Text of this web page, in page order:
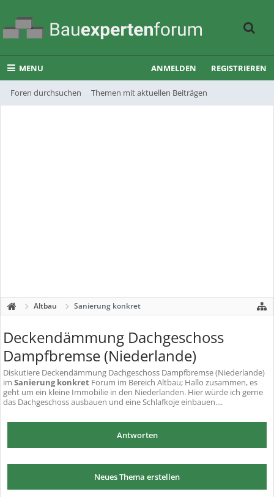
MENU
Foren durchsuchen Themen mit aktuellen Beiträgen
ANMELDEN REGISTRIEREN
Altbau Sanierung konkret
Deckendämmung Dachgeschoss
Dampfbremse (Niederlande)
Diskutiere Deckendämmung Dachgeschoss Dampfbremse (Niederlande)
im Sanierung konkret Forum im Bereich Altbau; Hallo zusammen, es
geht um ein kleine Immobilie in den Niederlanden. Hier würde ich gerne
das Dachgeschoss ausbauen und eine Schlafkoje einbauen....
Antworten
Neues Thema erstellen